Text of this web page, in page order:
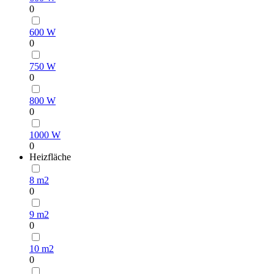
0
600 W
0
750 W
0
800 W
0
1000 W
0
Heizfläche
8 m2
0
9 m2
0
10 m2
0